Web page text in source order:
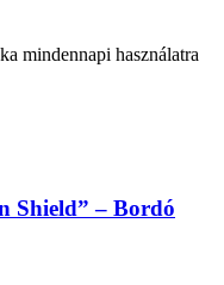
mindennapi használatra
Shield” – Bordó